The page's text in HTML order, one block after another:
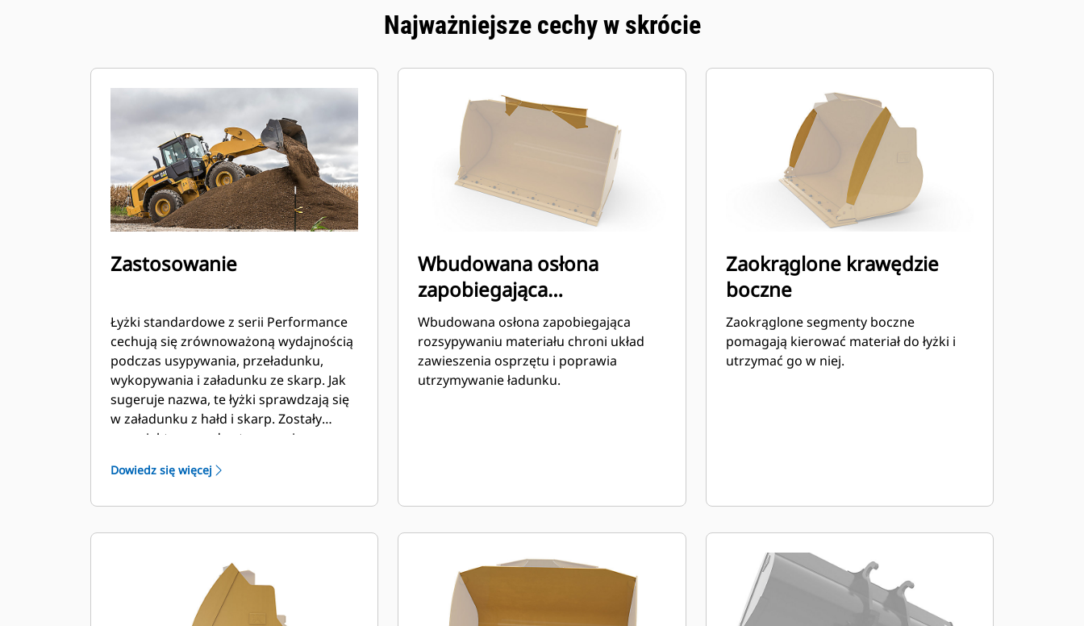
Najważniejsze cechy w skrócie
Zastosowanie
Łyżki standardowe z serii Performance
cechują się zrównoważoną wydajnością
podczas usypywania, przeładunku,
wykopywania i załadunku ze skarp. Jak
sugeruje nazwa, te łyżki sprawdzają się
w załadunku z hałd i skarp. Zostały
zaprojektowane do stosowania przy
standardowej twardości materiałów.
napełnienia łyżek o zwiększonej
znamionowej pojemności.
Dowiedz się więcej
Wbudowana osłona
zapobiegająca
rozsypywaniu materiału
Wbudowana osłona zapobiegająca
rozsypywaniu materiału chroni układ
zawieszenia osprzętu i poprawia
utrzymywanie ładunku.
Zaokrąglone krawędzie
boczne
Zaokrąglone segmenty boczne
pomagają kierować materiał do łyżki i
utrzymać go w niej.